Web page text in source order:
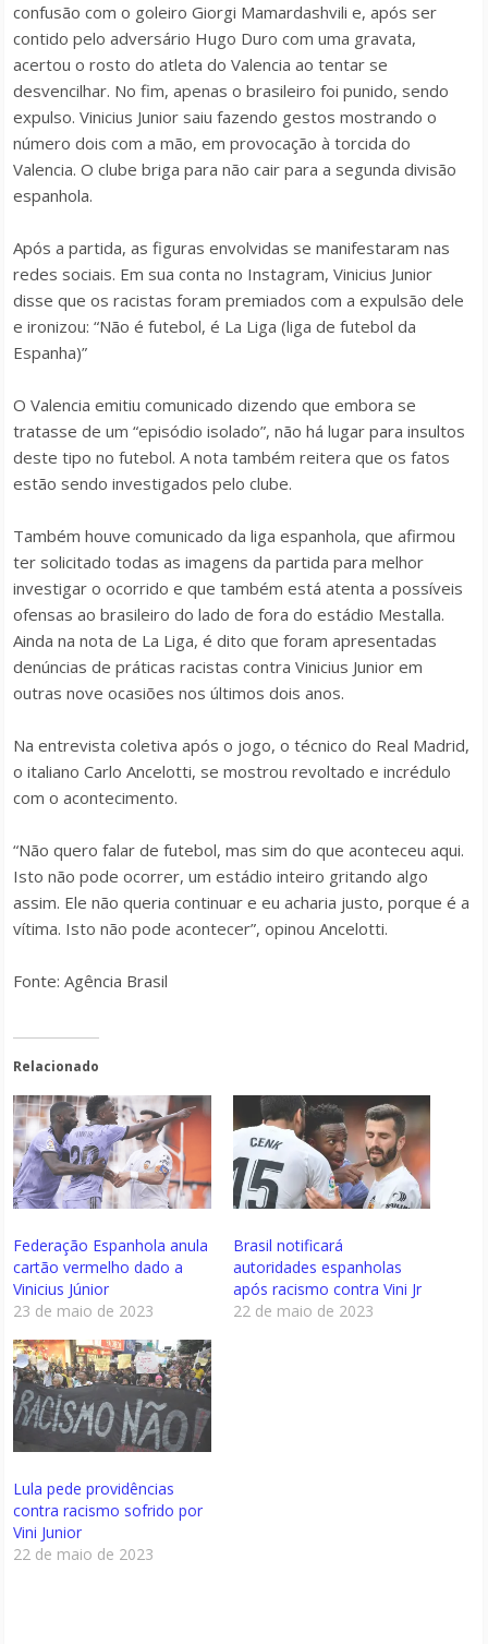
confusão com o goleiro Giorgi Mamardashvili e, após ser
contido pelo adversário Hugo Duro com uma gravata,
acertou o rosto do atleta do Valencia ao tentar se
desvencilhar. No fim, apenas o brasileiro foi punido, sendo
expulso. Vinicius Junior saiu fazendo gestos mostrando o
número dois com a mão, em provocação à torcida do
Valencia. O clube briga para não cair para a segunda divisão
espanhola.
Após a partida, as figuras envolvidas se manifestaram nas
redes sociais. Em sua conta no Instagram, Vinicius Junior
disse que os racistas foram premiados com a expulsão dele
e ironizou: “Não é futebol, é La Liga (liga de futebol da
Espanha)”
O Valencia emitiu comunicado dizendo que embora se
tratasse de um “episódio isolado”, não há lugar para insultos
deste tipo no futebol. A nota também reitera que os fatos
estão sendo investigados pelo clube.
Também houve comunicado da liga espanhola, que afirmou
ter solicitado todas as imagens da partida para melhor
investigar o ocorrido e que também está atenta a possíveis
ofensas ao brasileiro do lado de fora do estádio Mestalla.
Ainda na nota de La Liga, é dito que foram apresentadas
denúncias de práticas racistas contra Vinicius Junior em
outras nove ocasiões nos últimos dois anos.
Na entrevista coletiva após o jogo, o técnico do Real Madrid,
o italiano Carlo Ancelotti, se mostrou revoltado e incrédulo
com o acontecimento.
“Não quero falar de futebol, mas sim do que aconteceu aqui.
Isto não pode ocorrer, um estádio inteiro gritando algo
assim. Ele não queria continuar e eu acharia justo, porque é a
vítima. Isto não pode acontecer”, opinou Ancelotti.
Fonte: Agência Brasil
Relacionado
Federação Espanhola anula
cartão vermelho dado a
Vinicius Júnior
23 de maio de 2023
Brasil notificará
autoridades espanholas
após racismo contra Vini Jr
22 de maio de 2023
Lula pede providências
contra racismo sofrido por
Vini Junior
22 de maio de 2023